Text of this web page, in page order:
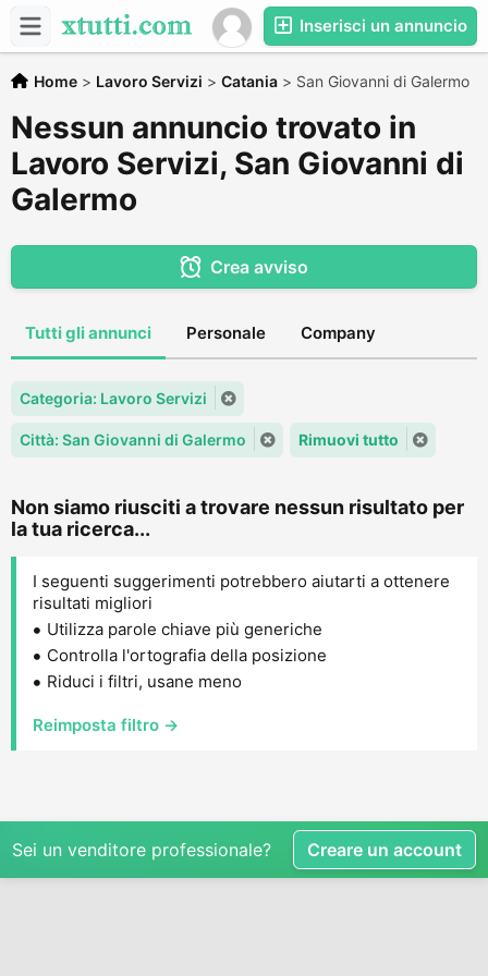
Inserisci un annuncio
Home > Lavoro Servizi > Catania > San Giovanni di Galermo
Nessun annuncio trovato in
Lavoro Servizi, San Giovanni di
Galermo
Crea avviso
Tutti gli annunci Personale Company
Categoria: Lavoro Servizi
Città: San Giovanni di Galermo Rimuovi tutto
Non siamo riusciti a trovare nessun risultato per
la tua ricerca...
I seguenti suggerimenti potrebbero aiutarti a ottenere
risultati migliori
Utilizza parole chiave più generiche
Controlla l'ortografia della posizione
Riduci i filtri, usane meno
Reimposta filtro →
Sei un venditore professionale? Creare un account